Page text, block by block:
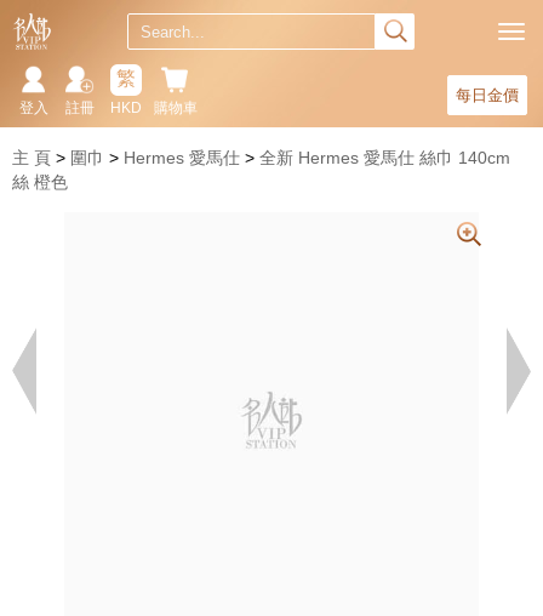
每日金價
購物車
繁
HKD
註冊
登入
主 頁 圍巾 Hermes 愛馬仕
全新 Hermes 愛馬仕 絲巾 140cm
絲 橙色